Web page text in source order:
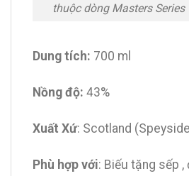
thuộc dòng Masters
Dung tích: 700 ml
Nồng độ: 43%
Xuất Xứ: Scotland
Phù hợp với: Biếu tặng sếp ,